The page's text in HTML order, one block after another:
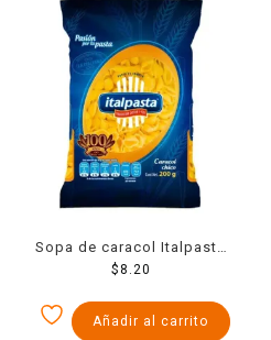
Sopa de caracol Italpasta
chico 200 g
$ 8.20
Añadir al carrito